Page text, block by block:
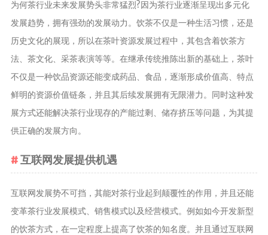
为何茶行业未来发展势头非常猛烈?因为茶行业逐渐呈现出多元化
发展趋势，拥有强劲的发展动力。饮茶不仅是一种生活习惯，还是
历史文化的展现，所以在茶叶资源发展过程中，其包含着饮茶方
法、茶文化、采茶表演等等。在继承传统推陈出新的基础上，茶叶
不仅是一种饮品资源还能变成药品、食品，逐渐形成价值高、特点
鲜明的资源价值链条，并且其后续发展拥有无限潜力。同时这种发
展方式还能解决茶行业现存的产能过剩、储存挤压等问题，为其提
供正确的发展方向。
互联网发展提供机遇
互联网发展势不可挡，其能对茶行业起到颠覆性的作用，并且还能
变革茶行业发展模式、销售模式以及经营模式。例如如今开发新型
的饮茶方式，在一定程度上提高了饮茶的知名度。并且通过互联网